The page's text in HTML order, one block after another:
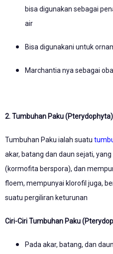
bisa digunakan sebagai
air
Bisa digunakani untuk
Marchantia nya sebagai
2. Tumbuhan Paku (Pterydophyta)
Tumbuhan Paku ialah suatu
akar, batang dan daun sejati,
(kormofita berspora), dan
floem, mempunyai klorofil juga,
suatu pergiliran keturunan
Ciri-Ciri Tumbuhan Paku
Pada akar, batang, dan